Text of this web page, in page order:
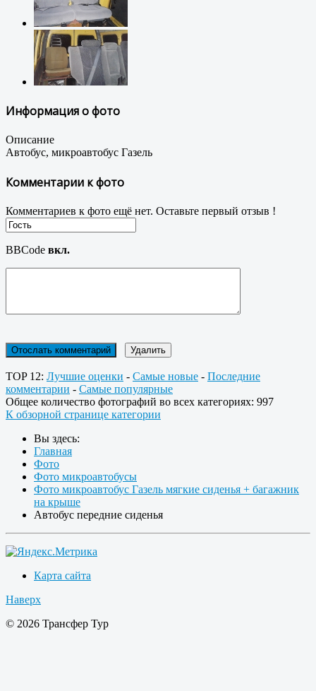
Информация о фото
Описание
Автобус, микроавтобус Газель
Комментарии к фото
Комментариев к фото ещё нет. Оставьте первый отзыв !
BBCode вкл.
TOP 12: Лучшие оценки - Самые новые - Последние
комментарии - Самые популярные
Общее количество фотографий во всех категориях: 997
К обзорной странице категории
Вы здесь:
Главная
Фото
Фото микроавтобусы
Фото микроавтобус Газель мягкие сиденья + багажник
на крыше
Автобус передние сиденья
Карта сайта
Наверх
© 2026 Трансфер Тур